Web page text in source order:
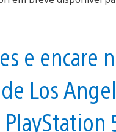
e encare
Los